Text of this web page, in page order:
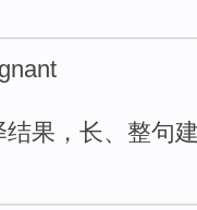
结果，长、整句